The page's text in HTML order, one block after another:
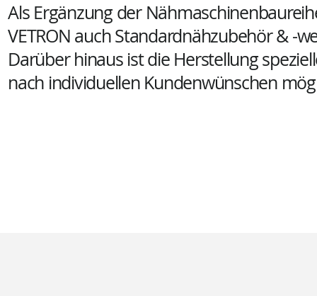
Als Ergänzung der
VETRON auch Standardnähzubehör & -
Darüber hinaus ist die Herstellung
nach individuellen Kundenwünschen